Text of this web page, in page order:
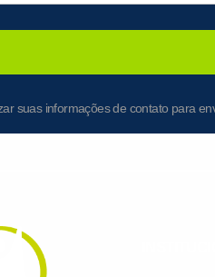
suas informações de contato para